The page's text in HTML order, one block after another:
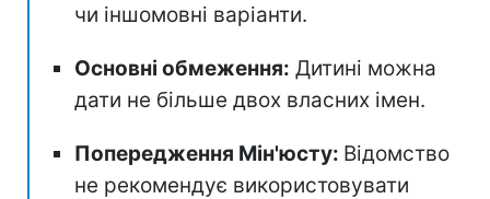
чи іншомовні варіанти.
Основні обмеження: Дитині можна
дати не більше двох власних імен.
Попередження Мін'юсту: Відомство
не рекомендує використовувати